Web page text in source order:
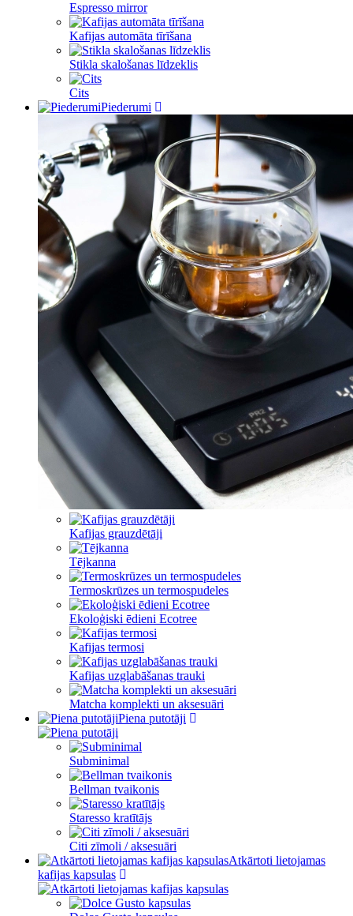
Espresso mirror
Kafijas automāta tīrīšana
Stikla skalošanas līdzeklis
Cits
Piederumi
Kafijas grauzdētāji
Tējkanna
Termoskrūzes un termospudeles
Ekoloģiski ēdieni Ecotree
Kafijas termosi
Kafijas uzglabāšanas trauki
Matcha komplekti un aksesuāri
Piena putotāji
Subminimal
Bellman tvaikonis
Staresso kratītājs
Citi zīmoli / aksesuāri
Atkārtoti lietojamas
kafijas kapsulas